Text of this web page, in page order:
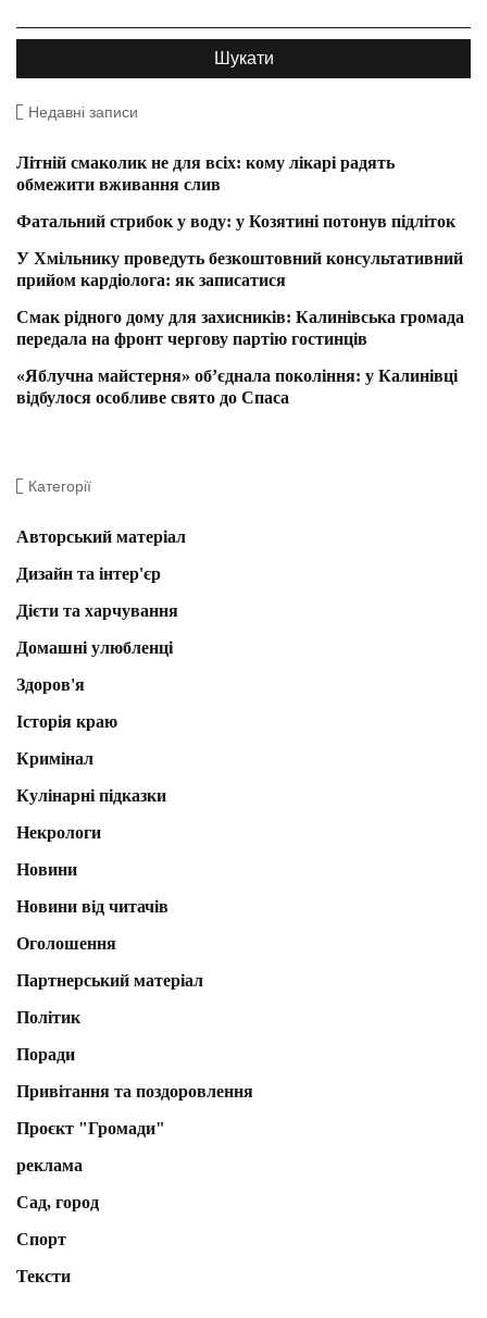
Недавні записи
Літній смаколик не для всіх: кому лікарі радять
обмежити вживання слив
Фатальний стрибок у воду: у Козятині потонув підліток
У Хмільнику проведуть безкоштовний консультативний
прийом кардіолога: як записатися
Смак рідного дому для захисників: Калинівська громада
передала на фронт чергову партію гостинців
«Яблучна майстерня» об’єднала покоління: у Калинівці
відбулося особливе свято до Спаса
Категорії
Авторський матеріал
Дизайн та інтер'єр
Дієти та харчування
Домашні улюбленці
Здоров'я
Історія краю
Кримінал
Кулінарні підказки
Некрологи
Новини
Новини від читачів
Оголошення
Партнерський матеріал
Політик
Поради
Привітання та поздоровлення
Проєкт "Громади"
реклама
Сад, город
Спорт
Тексти